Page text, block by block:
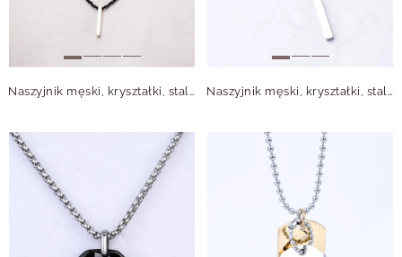
Naszyjnik męski, kryształki, stal pozłacana S311564Z01 Naszyjnik męski, kryształki, stal S311564S01